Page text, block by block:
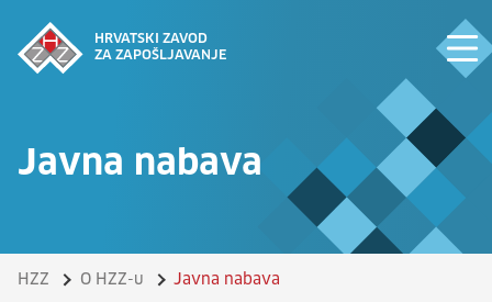
HRVATSKI ZAVOD
ZA ZAPOŠLJAVANJE
Javna nabava
HZZ O HZZ-u Javna nabava